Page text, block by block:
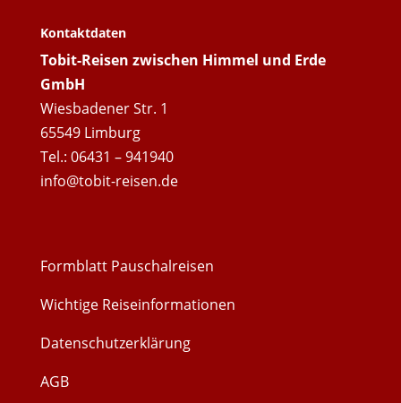
Kontaktdaten
Tobit-Reisen zwischen Himmel und Erde
GmbH
Wiesbadener Str. 1
65549 Limburg
Tel.: 06431 – 941940
info@tobit-reisen.de
Formblatt Pauschalreisen
Wichtige Reiseinformationen
Datenschutzerklärung
AGB